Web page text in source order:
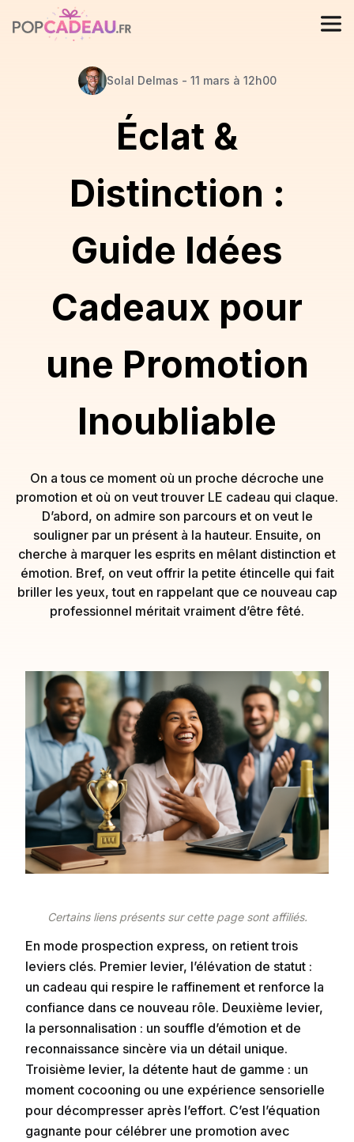
Solal Delmas - 11 mars à 12h00
Éclat &
Distinction :
Guide Idées
Cadeaux pour
une Promotion
Inoubliable
On a tous ce moment où un proche décroche une
promotion et où on veut trouver LE cadeau qui claque.
D’abord, on admire son parcours et on veut le
souligner par un présent à la hauteur. Ensuite, on
cherche à marquer les esprits en mêlant distinction et
émotion. Bref, on veut offrir la petite étincelle qui fait
briller les yeux, tout en rappelant que ce nouveau cap
professionnel méritait vraiment d’être fêté.
Certains liens présents sur cette page sont affiliés.
En mode prospection express, on retient trois
leviers clés. Premier levier, l’élévation de statut :
un cadeau qui respire le raffinement et renforce la
confiance dans ce nouveau rôle. Deuxième levier,
la personnalisation : un souffle d’émotion et de
reconnaissance sincère via un détail unique.
Troisième levier, la détente haut de gamme : un
moment cocooning ou une expérience sensorielle
pour décompresser après l’effort. C’est l’équation
gagnante pour célébrer une promotion avec